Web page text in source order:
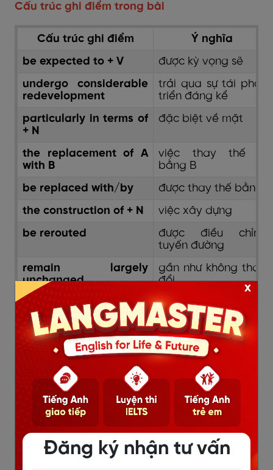
Cấu trúc ghi điểm trong bài
Cấu trúc ghi điểm
Ý nghĩa
be expected to + V
được kỳ vọng sẽ
undergo considerable
redevelopment
trải qua sự tái phát
triển đáng kể
particularly in terms of
+ N
đặc biệt về mặt
the replacement of A
with B
việc thay thế A
bằng B
be replaced with/by
được thay thế bằng
the construction of + N
việc xây dựng
be rerouted
được điều chỉnh
tuyến đường
remain largely
unchanged
gần như không thay
đổi
be situated in
nằm ở
be located near/in
nằm gần / nằm ở
lie to the
east/west/north/south
of
nằm ở phía
đông/tây/bắc/nam
extend across/through
kéo dài qua
consist of + N
bao gồm
be connected to
được kết nối với
Đăng ký nhận tư vấn
x